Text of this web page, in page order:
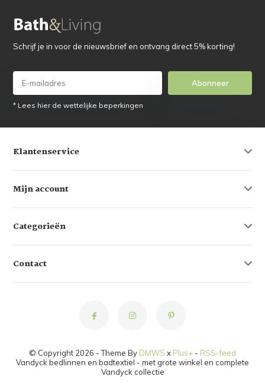
Schrijf je in voor de nieuwsbrief en ontvang direct 5% korting!
Abonneer
* Lees hier de wettelijke beperkingen
Klantenservice
Mijn account
Categorieën
Contact
© Copyright 2026 - Theme By DMWS x Plus+ - RSS-feed
Vandyck bedlinnen en badtextiel - met grote winkel en complete
Vandyck collectie